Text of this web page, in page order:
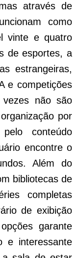
através de
como
vinte e quatro
de esportes, a
estrangeiras,
e competições
vezes não são
por
conteúdo
encontre o
Além do
bibliotecas de
completas
de exibição
garante
e interessante